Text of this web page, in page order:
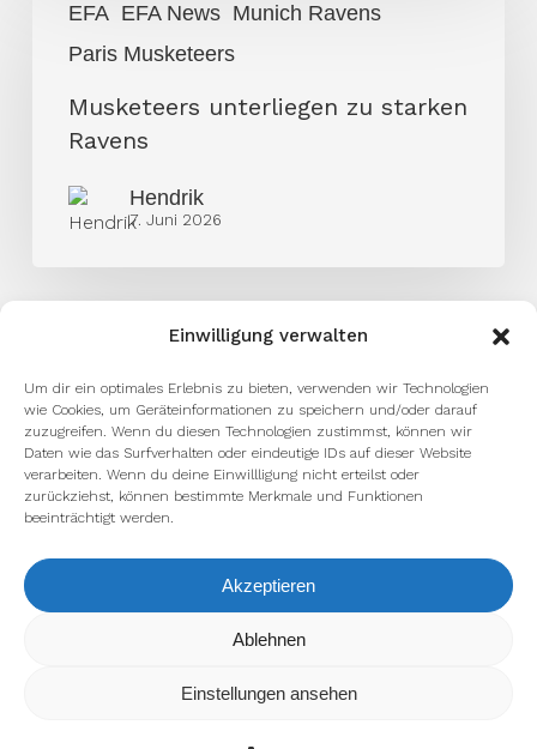
Einwilligung verwalten
Um dir ein optimales Erlebnis zu bieten, verwenden wir Technologien
wie Cookies, um Geräteinformationen zu speichern und/oder darauf
zuzugreifen. Wenn du diesen Technologien zustimmst, können wir
Daten wie das Surfverhalten oder eindeutige IDs auf dieser Website
verarbeiten. Wenn du deine Einwillligung nicht erteilst oder
zurückziehst, können bestimmte Merkmale und Funktionen
beeinträchtigt werden.
Akzeptieren
Ablehnen
Einstellungen ansehen
EFA EFA News Munich Ravens
Paris Musketeers
unterliegen
Ravens
Musketeers unterliegen zu starken
Ravens
Hendrik
7. Juni 2026
Wir verwenden Cookies, um dir die bestmögliche Erfahrung auf
kannst du erfahren, welche Cookies wir
verwenden oder sie ausschalten.